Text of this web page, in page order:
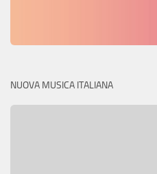
NUOVA MUSICA ITALIANA